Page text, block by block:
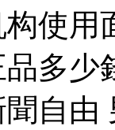
使
多少
自